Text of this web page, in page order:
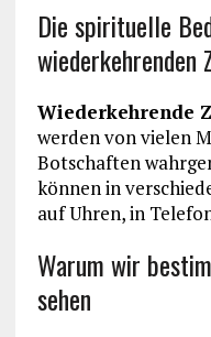
Die spirituelle
wiederkehrenden
Wiederkehrende
werden von vielen
Botschaften
können in
auf Uhren, in
Warum wir
sehen